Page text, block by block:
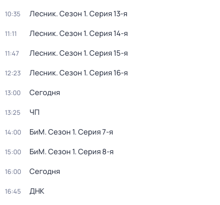
10:35 Лесник. Сезон 1. Серия 13-я
11:11 Лесник. Сезон 1. Серия 14-я
11:47 Лесник. Сезон 1. Серия 15-я
12:23 Лесник. Сезон 1. Серия 16-я
13:00 Сегодня
13:25 ЧП
14:00 БиМ. Сезон 1. Серия 7-я
15:00 БиМ. Сезон 1. Серия 8-я
16:00 Сегодня
16:45 ДНК